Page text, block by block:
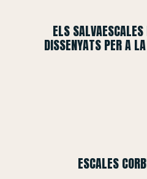
ELS
DISSENYATS PER A
ESCALES